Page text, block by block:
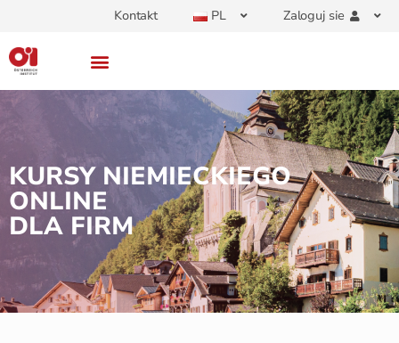
Kontakt PL Zaloguj sie
KURSY NIEMIECKIEGO
ONLINE
DLA FIRM